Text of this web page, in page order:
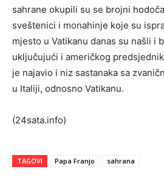
sahrane okupili su se brojni
sveštenici i monahinje koje su
mjesto u Vatikanu danas su našli i
uključujući i američkog
je najavio i niz sastanaka sa
u Italiji, odnosno Vatikanu.
(24sata.info)
TAGOVI Papa Franjo sahrana